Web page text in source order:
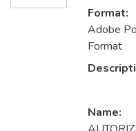
Format:
Adobe
Format
Name: